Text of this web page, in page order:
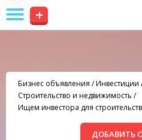
+
Бизнес объявления /Инвестиции
Строительство и недвижимость /
Ищем инвестора для
ДОБАВИТЬ